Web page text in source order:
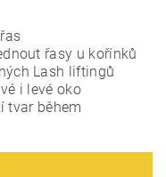
řasy u kořínků
Lash liftingů
i levé oko
tvar během